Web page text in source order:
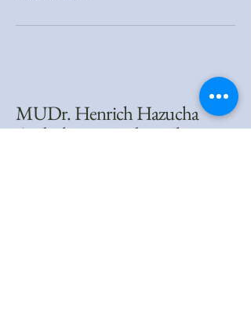
MUDr. Henrich Hazucha
Ambulancia všeobecného